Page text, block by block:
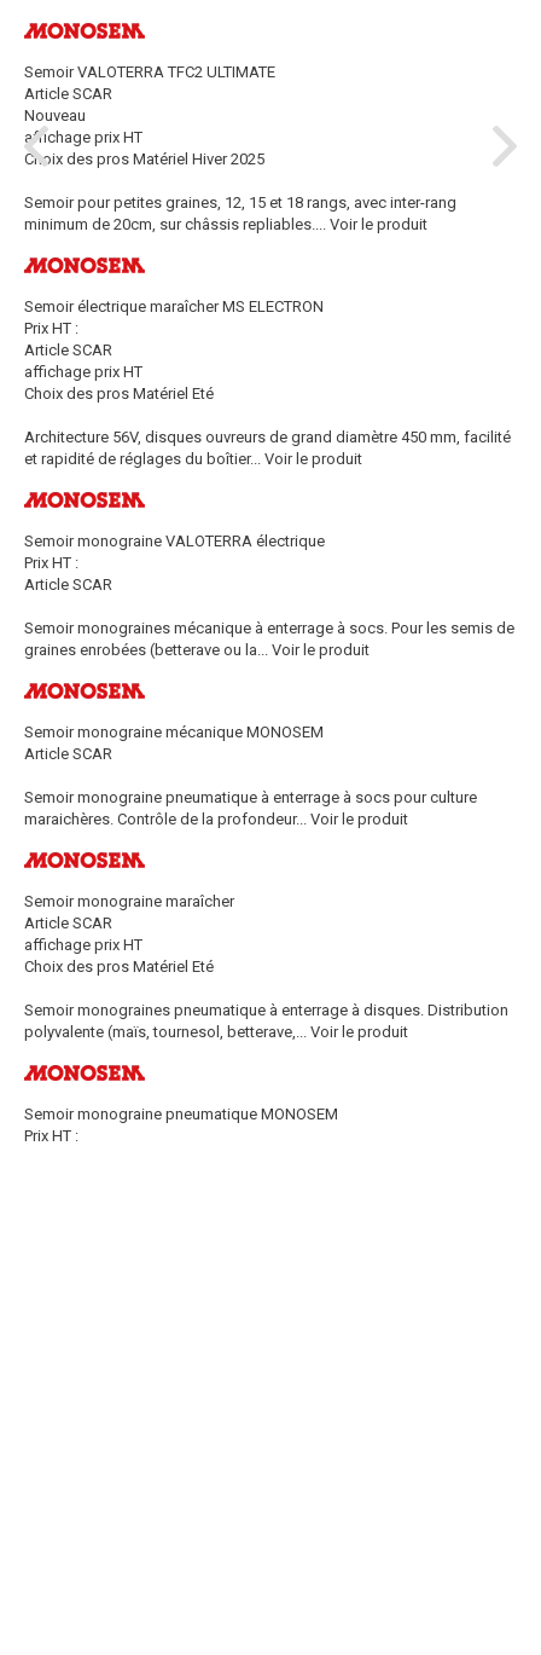
Semoir VALOTERRA TFC2 ULTIMATE
Article SCAR
Nouveau
affichage prix HT
Choix des pros Matériel Hiver 2025
Semoir pour petites graines, 12, 15 et 18 rangs, avec inter-rang
minimum de 20cm, sur châssis repliables....
Voir le produit
Semoir électrique maraîcher MS ELECTRON
Prix HT :
Article SCAR
affichage prix HT
Choix des pros Matériel Eté
Architecture 56V, disques ouvreurs de grand diamètre 450 mm, facilité
et rapidité de réglages du boîtier...
Voir le produit
Semoir monograine VALOTERRA électrique
Prix HT :
Article SCAR
Semoir monograines mécanique à enterrage à socs. Pour les semis de
graines enrobées (betterave ou la...
Voir le produit
Semoir monograine mécanique MONOSEM
Article SCAR
Semoir monograine pneumatique à enterrage à socs pour culture
maraichères. Contrôle de la profondeur...
Voir le produit
Semoir monograine maraîcher
Article SCAR
affichage prix HT
Choix des pros Matériel Eté
Semoir monograines pneumatique à enterrage à disques. Distribution
polyvalente (maïs, tournesol, betterave,...
Voir le produit
Semoir monograine pneumatique MONOSEM
Prix HT :